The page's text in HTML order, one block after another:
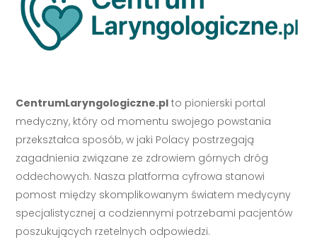
CentrumLaryngologiczne.pl to pionierski portal
medyczny, który od momentu swojego powstania
przekształca sposób, w jaki Polacy postrzegają
zagadnienia związane ze zdrowiem górnych dróg
oddechowych. Nasza platforma cyfrowa stanowi
pomost między skomplikowanym światem medycyny
specjalistycznej a codziennymi potrzebami pacjentów
poszukujących rzetelnych odpowiedzi.